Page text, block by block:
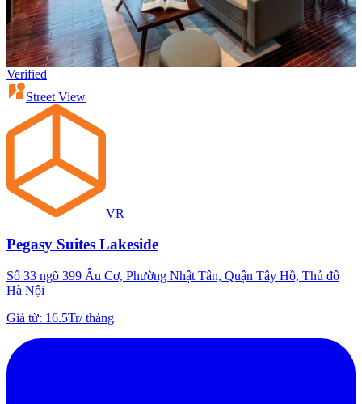
Verified
Street View
VR
Pegasy Suites Lakeside
Số 33 ngõ 399 Âu Cơ, Phường Nhật Tân, Quận Tây Hồ, Thủ đô
Hà Nội
Giá từ: 16.5Tr/tháng